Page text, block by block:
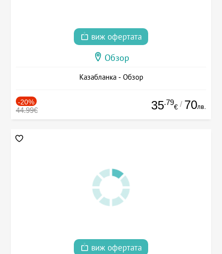
виж офертата
Обзор
Казабланка - Обзор
-20%
44.99€ 35.79
€ / 70лв.
виж офертата